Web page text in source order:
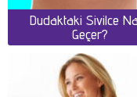
Dudaktaki Sivilce
Geçer?